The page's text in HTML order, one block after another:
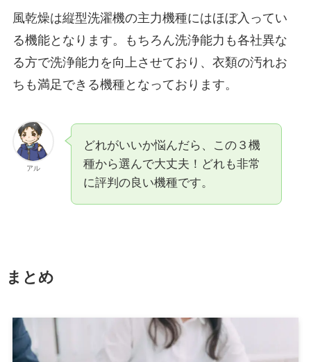
風乾燥は縦型洗濯機の主力機種にはほぼ入ってい
る機能となります。もちろん洗浄能力も各社異な
る方で洗浄能力を向上させており、衣類の汚れお
ちも満足できる機種となっております。
アル
どれがいいか悩んだら、この３機
種から選んで大丈夫！どれも非常
に評判の良い機種です。
まとめ